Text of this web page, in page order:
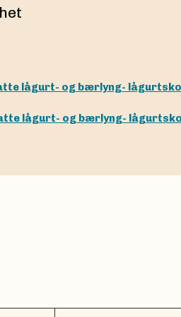
lågurt- og bærlyng-
lågurt- og bærlyng-